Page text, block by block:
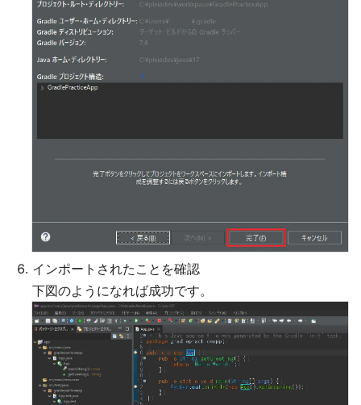
インポートされたことを確認
下図のようになれば成功です。